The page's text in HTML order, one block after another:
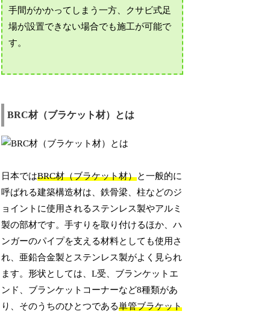
手間がかかってしまう一方、クサビ式足
場が設置できない場合でも施工が可能で
す。
BRC材（ブラケット材）とは
日本ではBRC材（ブラケット材）と一般的に
呼ばれる建築構造材は、鉄骨梁、柱などのジ
ョイントに使用されるステンレス製やアルミ
製の部材です。手すりを取り付けるほか、ハ
ンガーのパイプを支える材料としても使用さ
れ、亜鉛合金製とステンレス製がよく見られ
ます。形状としては、L受、ブランケットエ
ンド、ブランケットコーナーなど8種類があ
り、そのうちのひとつである単管ブラケット